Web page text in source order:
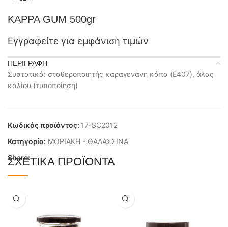
KAPPA GUM 500gr
Εγγραφείτε για εμφάνιση τιμών
ΠΕΡΙΓΡΑΦΉ
Συστατικά: σταθεροποιητής καραγενάνη κάπα (E407), άλας
καλίου (τυποποίηση)
Κωδικός προϊόντος: 17-SC2012
Κατηγορία: ΜΟΡΙΑΚΗ - ΘΑΛΑΣΣΙΝΑ
Share:
ΣΧΕΤΙΚΆ ΠΡΟΪΌΝΤΑ